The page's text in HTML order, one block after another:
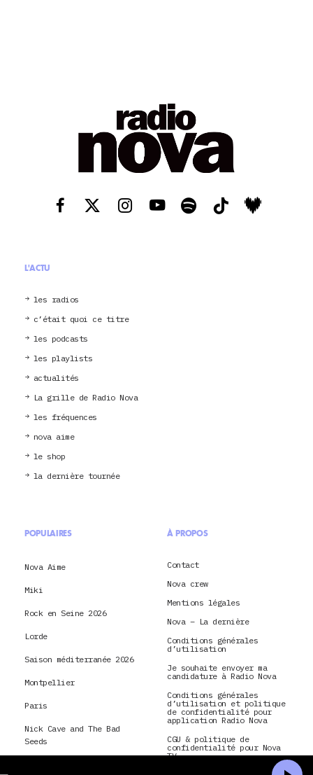
L'ACTU
les radios
c’était quoi ce titre
les podcasts
les playlists
actualités
La grille de Radio Nova
les fréquences
nova aime
le shop
la dernière tournée
POPULAIRES
Nova Aime
Miki
Rock en Seine 2026
Lorde
Saison méditerranée 2026
Montpellier
Paris
Nick Cave and The Bad
Seeds
À PROPOS
Contact
Nova crew
Mentions légales
Nova – La dernière
Conditions générales
d’utilisation
Je souhaite envoyer ma
candidature à Radio Nova
Conditions générales
d’utilisation et politique
de confidentialité pour
application Radio Nova
CGU & politique de
confidentialité pour Nova
TV